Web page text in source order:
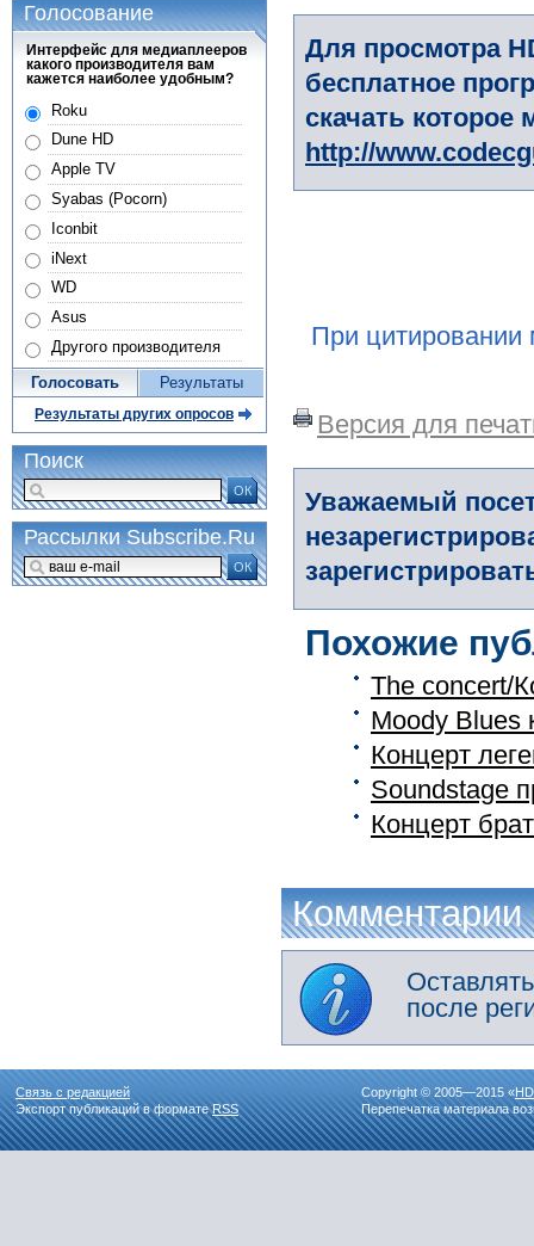
Для просмотра
бесплатное
скачать
http://
При цитировании
Версия для
Уважаемый
Похожие
The concert/
Moody Blues
Концерт
Soundstage
Концерт
Комментарии
после
Голосование
Интерфейс для медиаплееров
какого производителя вам
кажется наиболее удобным?
Roku
Dune HD
Apple TV
Syabas (Pocorn)
Iconbit
iNext
WD
Asus
Другого производителя
Голосовать Результаты
Результаты других опросов
Поиск
ОК
Рассылки Subscribe.Ru
ОК
Связь с редакцией
Экспорт публикаций в форматеRSS
Copyright © 2005—2015 «
Перепечатка материала